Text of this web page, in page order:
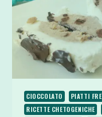
CIOCCOLATO PIATTI
RICETTE CHETOGENICHE